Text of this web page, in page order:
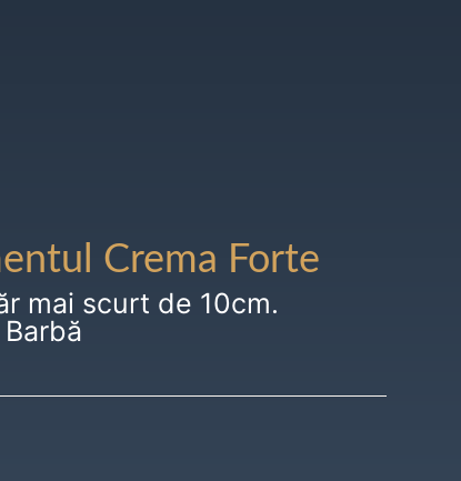
Crema Forte
mai scurt de 10cm.